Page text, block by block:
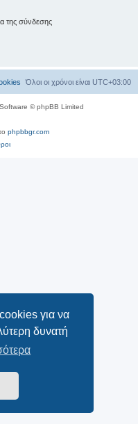
για να
δυνατή
της σύνδεσης
Όλοι οι χρόνοι είναι UTC+03:00
© phpBB Limited
phpbbgr.com